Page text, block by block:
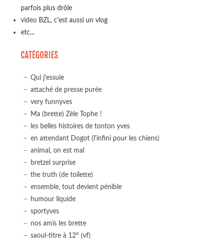
parfois plus drôle
videoBZL, c'est aussi un vlog
etc...
CATÉGORIES
Qui j'essuie
attaché de presse purée
very funnyves
Ma (brette) Zèle Tophe !
les belles histoires de tonton yves
en attendant Dogot (l'infini pour les chiens)
animal, on est mal
bretzel surprise
the truth (de toilette)
ensemble, tout devient pénible
humour liquide
sportyves
nos amis les brette
saoul-titre à 12° (vf)